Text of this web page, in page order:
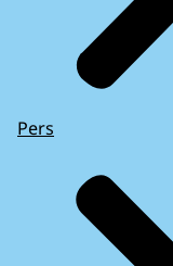
Pers